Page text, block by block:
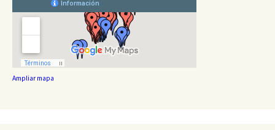
Ampliar mapa